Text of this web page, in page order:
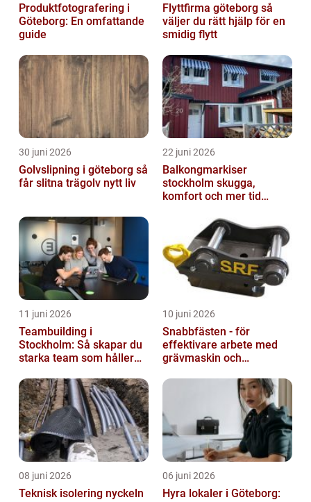
Produktfotografering i
Göteborg: En omfattande
guide
Flyttfirma göteborg så
väljer du rätt hjälp för en
smidig flytt
30 juni 2026
Golvslipning i göteborg så
får slitna trägolv nytt liv
22 juni 2026
Balkongmarkiser
stockholm skugga,
komfort och mer tid
11 juni 2026
Teambuilding i
Stockholm: Så skapar du
starka team som håller
10 juni 2026
Snabbfästen - för
effektivare arbete med
grävmaskin och
08 juni 2026
Teknisk isolering nyckeln
06 juni 2026
Hyra lokaler i Göteborg: